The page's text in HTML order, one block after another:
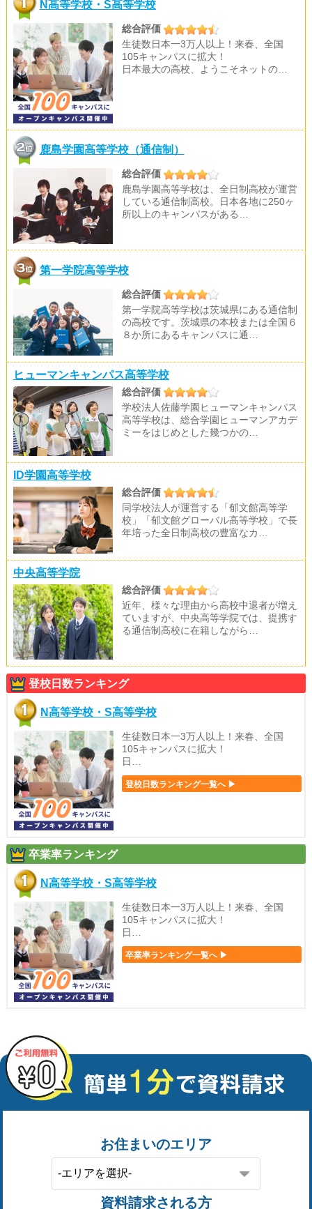
N高等学校・S高等学校
総合評価
生徒数日本一3万人以上！来春、全国
105キャンパスに拡大！
日本最大の高校、ようこそネットの…
鹿島学園高等学校（通信制）
総合評価
鹿島学園高等学校は、全日制高校が運営
している通信制高校。日本各地に250ヶ
所以上のキャンパスがある…
第一学院高等学校
総合評価
第一学院高等学校は茨城県にある通信制
の高校です。茨城県の本校または全国６
８か所にあるキャンパスに通…
ヒューマンキャンパス高等学校
総合評価
学校法人佐藤学園ヒューマンキャンパス
高等学校は、総合学園ヒューマンアカデ
ミーをはじめとした幾つかの…
ID学園高等学校
総合評価
同学校法人が運営する「郁文館高等学
校」「郁文館グローバル高等学校」で長
年培った全日制高校の豊富なカ…
中央高等学院
総合評価
近年、様々な理由から高校中退者が増え
ていますが、中央高等学院では、提携す
る通信制高校に在籍しながら…
登校日数ランキング
N高等学校・S高等学校
生徒数日本一3万人以上！来春、全国
105キャンパスに拡大！
日…
登校日数ランキング一覧へ ▶
卒業率ランキング
N高等学校・S高等学校
生徒数日本一3万人以上！来春、全国
105キャンパスに拡大！
日…
卒業率ランキング一覧へ ▶
お住まいのエリア
資料請求される方